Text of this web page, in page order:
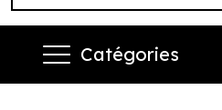
Catégories